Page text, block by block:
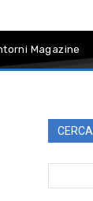
Magazine
CERCA